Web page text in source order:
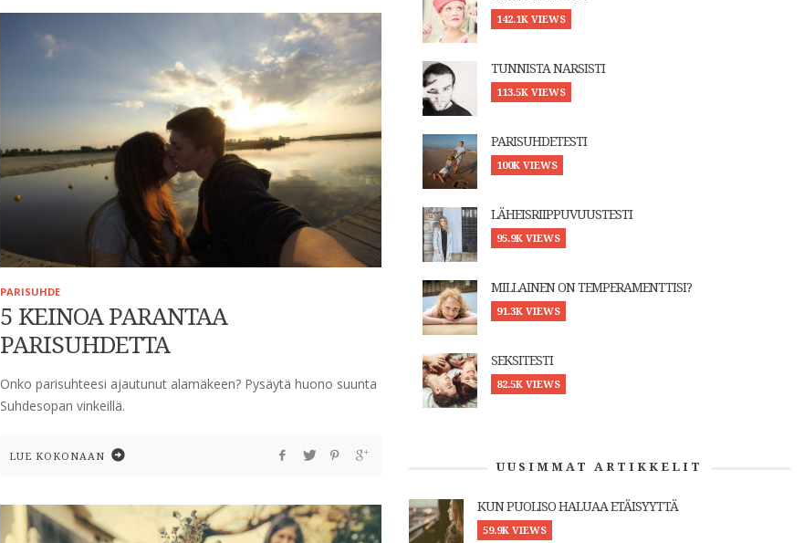
PARISUHDE
5 KEINOA PARANTAA
PARISUHDETTA
Onko parisuhteesi ajautunut alamäkeen? Pysäytä huono suunta
Suhdesopan vinkeillä.
LUE KOKONAAN
142.1K VIEWS
TUNNISTA NARSISTI
113.5K VIEWS
PARISUHDETESTI
100K VIEWS
LÄHEISRIIPPUVUUSTESTI
95.9K VIEWS
MILLAINEN ON TEMPERAMENTTISI?
91.3K VIEWS
SEKSITESTI
82.5K VIEWS
UUSIMMAT ARTIKKELIT
KUN PUOLISO HALUAA ETÄISYYTTÄ
59.9K VIEWS